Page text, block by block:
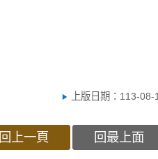
上版日期：113-08-
回上一頁 回最上面